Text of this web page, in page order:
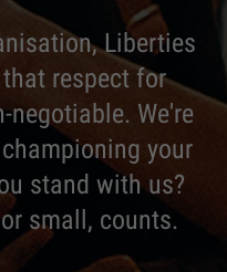
Liberties
respect for
negotiable. We're
your
stand with us?
small, counts.